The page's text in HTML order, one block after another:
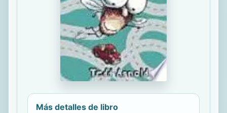
Más detalles de libro